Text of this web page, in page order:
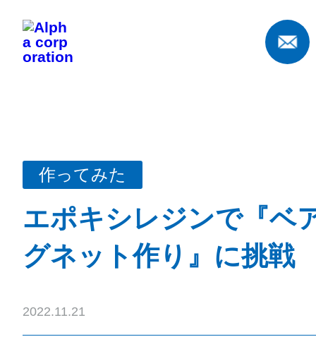
作ってみた
エポキシレジンで『ベ
グネット作り』に挑
2022.11.21